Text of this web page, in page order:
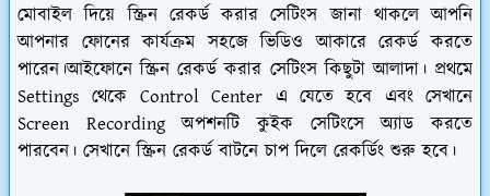
মোবাইল দিয়ে স্ক্রিন রেকর্ড করার সেটিংস জানা থাকলে আপনি
আপনার ফোনের কার্যক্রম সহজে ভিডিও আকারে রেকর্ড করতে
পারেন।আইফোনে স্ক্রিন রেকর্ড করার সেটিংস কিছুটা আলাদা। প্রথমে
Settings থেকে Control Center এ যেতে হবে এবং সেখানে
Screen Recording অপশনটি কুইক সেটিংসে অ্যাড করতে
পারবেন। সেখানে স্ক্রিন রেকর্ড বাটনে চাপ দিলে রেকর্ডিং শুরু হবে।